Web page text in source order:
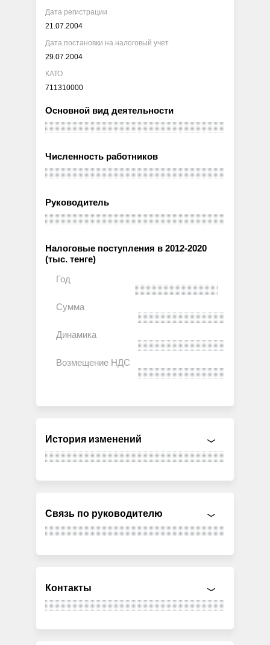
Дата регистрации
21.07.2004
Дата постановки на налоговый учет
29.07.2004
КАТО
711310000
Основной вид деятельности
Численность работников
Руководитель
Налоговые поступления в 2012-2020
(тыс. тенге)
История изменений
Связь по руководителю
Контакты